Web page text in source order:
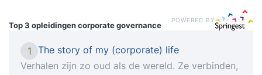
Top 3 opleidingencorporate governance
POWERED BY
1 The story of my (corporate) life
Verhalen zijn zo oud als de wereld. Ze verbinden,